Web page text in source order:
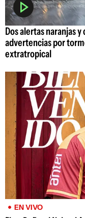
Dos alertas naranjas
advertencias por
extratropical
EN VIVO